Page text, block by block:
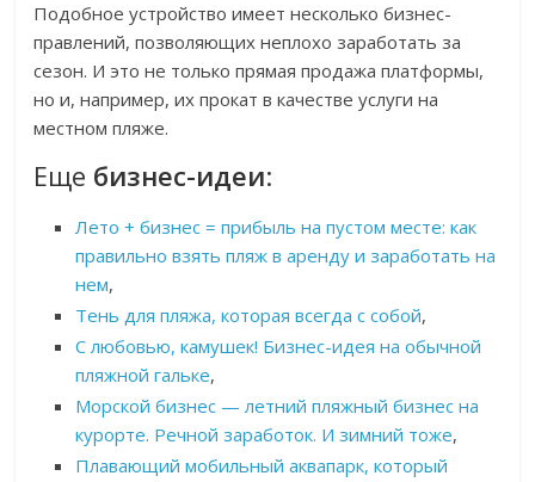
Подобное устройство имеет несколько бизнес-
правлений, позволяющих неплохо заработать за
сезон. И это не только прямая продажа платформы,
но и, например, их прокат в качестве услуги на
местном пляже.
Еще бизнес-идеи:
Лето + бизнес = прибыль на пустом месте: как
правильно взять пляж в аренду и заработать на
нем,
Тень для пляжа, которая всегда с собой,
С любовью, камушек! Бизнес-идея на обычной
пляжной гальке,
Морской бизнес — летний пляжный бизнес на
курорте. Речной заработок. И зимний тоже,
Плавающий мобильный аквапарк, который